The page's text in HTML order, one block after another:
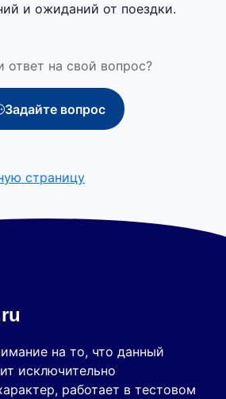
и ожиданий от поездки.
ответ на свой вопрос?
Задайте вопрос
страницу
на то, что данный
исключительно
работает в тестовом